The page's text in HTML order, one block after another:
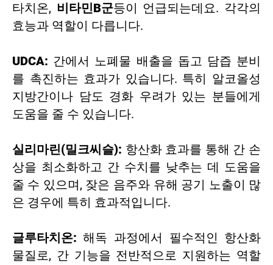
타치온, 비타민B군등이 언급되는데요. 각각의
효능과 역할이 다릅니다.
UDCA: 간에서 노폐물 배출을 돕고 담즙 분비
를 촉진하는 효과가 있습니다. 특히 알코올성
지방간이나 담도 경화 우려가 있는 분들에게
도움을 줄 수 있습니다.
실리마린(밀크씨슬): 항산화 효과를 통해 간 손
상을 최소화하고 간 수치를 낮추는 데 도움을
줄 수 있으며, 잦은 음주와 유해 공기 노출이 많
은 경우에 특히 효과적입니다.
글루타치온: 해독 과정에서 필수적인 항산화
물질로, 간 기능을 전반적으로 지원하는 역할